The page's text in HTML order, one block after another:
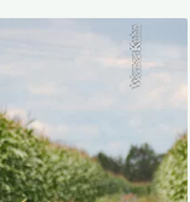
Werner Kuhn